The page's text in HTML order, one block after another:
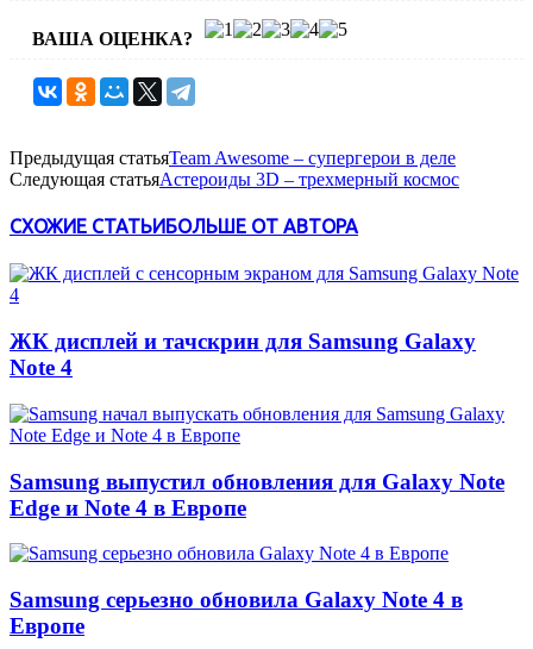
ВАША ОЦЕНКА?
Предыдущая статьяTeam Awesome – супергерои в деле
Следующая статьяАстероиды 3D – трехмерный космос
СХОЖИЕ СТАТЬИБОЛЬШЕ ОТ АВТОРА
ЖК дисплей и тачскрин для Samsung Galaxy
Note 4
Samsung выпустил обновления для Galaxy Note
Edge и Note 4 в Европе
Samsung серьезно обновила Galaxy Note 4 в
Европе